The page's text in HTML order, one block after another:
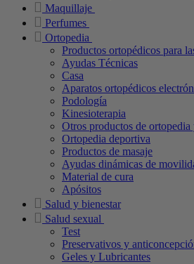
Maquillaje
Perfumes
Ortopedia
Productos ortopédicos para
Ayudas Técnicas
Casa
Aparatos ortopédicos
Podología
Kinesioterapia
Otros productos de ortopedia
Ortopedia deportiva
Productos de masaje
Ayudas dinámicas de
Material de cura
Apósitos
Salud y bienestar
Salud sexual
Test
Preservativos y
Geles y Lubricantes